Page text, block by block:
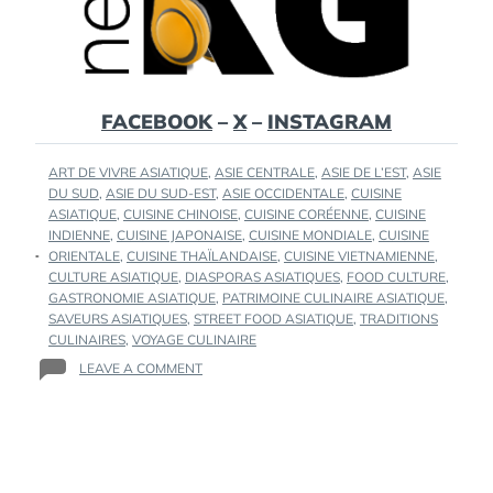
FACEBOOK–X– INSTAGRAM
TAGS
:
ART DE VIVRE ASIATIQUE, ASIE CENTRALE, ASIE DE L’EST, ASIE
DU SUD, ASIE DU SUD-EST, ASIE OCCIDENTALE, CUISINE
ASIATIQUE, CUISINE CHINOISE, CUISINE CORÉENNE, CUISINE
INDIENNE, CUISINE JAPONAISE, CUISINE MONDIALE, CUISINE
ORIENTALE, CUISINE THAÏLANDAISE, CUISINE VIETNAMIENNE,
CULTURE ASIATIQUE, DIASPORAS ASIATIQUES, FOOD CULTURE,
GASTRONOMIE ASIATIQUE, PATRIMOINE CULINAIRE ASIATIQUE,
SAVEURS ASIATIQUES, STREET FOOD ASIATIQUE, TRADITIONS
CULINAIRES, VOYAGE CULINAIRE
LEAVE A COMMENTON